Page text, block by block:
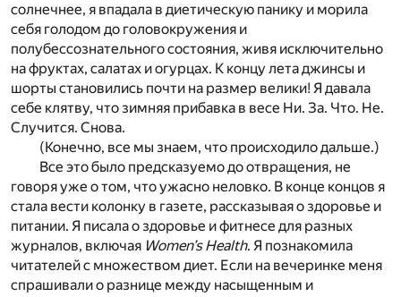
солнечнее, я впадала в диетическую панику и морила
себя голодом до головокружения и
полубессознательного состояния, живя исключительно
на фруктах, салатах и огурцах. К концу лета джинсы и
шорты становились почти на размер велики! Я давала
себе клятву, что зимняя прибавка в весе Ни. За. Что. Не.
Случится. Снова.
(Конечно, все мы знаем, что происходило дальше.)
Все это было предсказуемо до отвращения, не
говоря уже о том, что ужасно неловко. В конце концов я
стала вести колонку в газете, рассказывая о здоровье и
питании. Я писала о здоровье и фитнесе для разных
журналов, включая Women’s Health. Я познакомила
читателей с множеством диет. Если на вечеринке меня
спрашивали о разнице между насыщенным и